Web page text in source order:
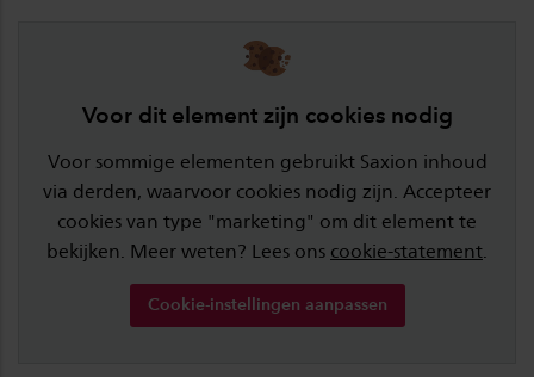
Voor dit element zijn cookies nodig
Voor sommige elementen gebruikt Saxion inhoud
via derden, waarvoor cookies nodig zijn. Accepteer
cookies van type "marketing" om dit element te
bekijken. Meer weten? Lees ons cookie-statement.
Cookie-instellingen aanpassen